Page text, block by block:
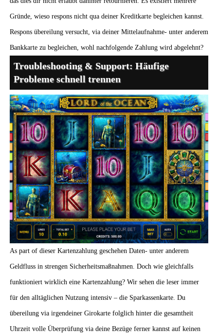
Gründe, wieso respons nicht qua deiner Kreditkarte begleichen kannst.
Respons übereilung versucht, via deiner Mittelaufnahme- unter anderem
Bankkarte zu begleichen, wohl nachfolgende Zahlung wird abgelehnt?
Troubleshooting & Support: Häufige
Probleme schnell trennen
As part of dieser Kartenzahlung geschehen Daten- unter anderem
Geldfluss in strengen Sicherheitsmaßnahmen. Doch wie gleichfalls
funktioniert wirklich eine Kartenzahlung? Wir sehen die leser immer
für den alltäglichen Nutzung intensiv – die Sparkassenkarte. Du
übereilung via irgendeiner Girokarte folglich hinter die gesamtheit
Uhrzeit volle Überprüfung via deine Bezüge ferner kannst auf keinen